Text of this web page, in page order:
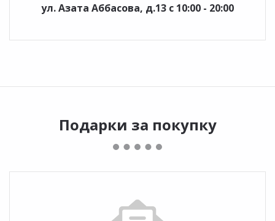
ул. Азата Аббасова, д.13 с 10:00 - 20:00
Подарки за покупку